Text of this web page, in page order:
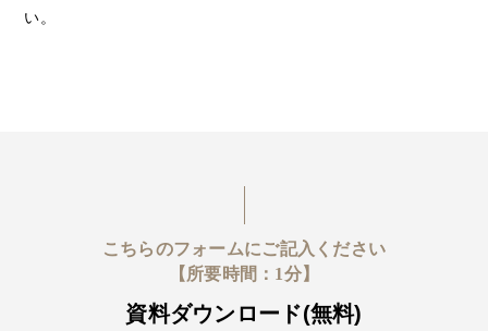
い。
こちらのフォームにご記入ください
【所要時間：1分】
資料ダウンロード(無料)